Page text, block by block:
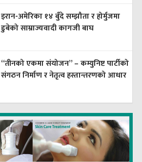
इरान-अमेरिका १४ बुँदे सम्झौता र होर्मुजमा
डुबेको साम्राज्यवादी कागजी बाघ
“तीनको एकमा संयोजन” – कम्युनिष्ट पार्टीको
संगठन निर्माण र नेतृत्व हस्तान्तरणको आधार